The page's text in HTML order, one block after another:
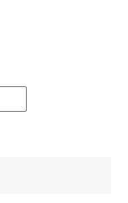
きません。